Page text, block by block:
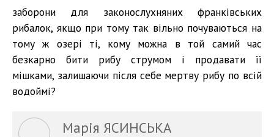
заборони для законослухняних франківських
рибалок, якщо при тому так вільно почуваються на
тому ж озері ті, кому можна в той самий час
безкарно бити рибу струмом і продавати її
мішками, залишаючи після себе мертву рибу по всій
водоймі?
Марія ЯСИНСЬКА